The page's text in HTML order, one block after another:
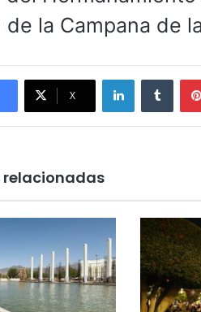
de la Campana de
X
LinkedIn
relacionadas